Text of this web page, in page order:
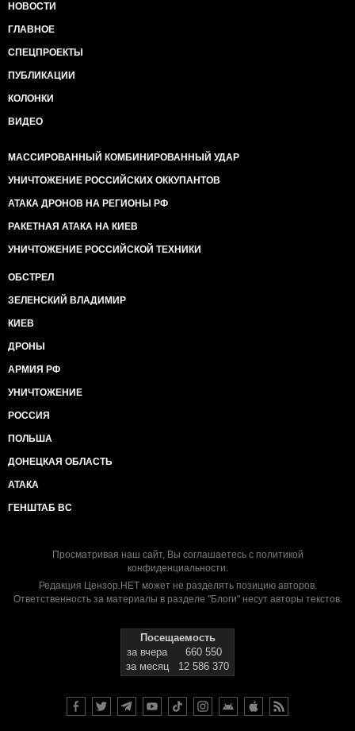
НОВОСТИ
ГЛАВНОЕ
СПЕЦПРОЕКТЫ
ПУБЛИКАЦИИ
КОЛОНКИ
ВИДЕО
МАССИРОВАННЫЙ КОМБИНИРОВАННЫЙ УДАР
УНИЧТОЖЕНИЕ РОССИЙСКИХ ОККУПАНТОВ
АТАКА ДРОНОВ НА РЕГИОНЫ РФ
РАКЕТНАЯ АТАКА НА КИЕВ
УНИЧТОЖЕНИЕ РОССИЙСКОЙ ТЕХНИКИ
ОБСТРЕЛ
ЗЕЛЕНСКИЙ ВЛАДИМИР
КИЕВ
ДРОНЫ
АРМИЯ РФ
УНИЧТОЖЕНИЕ
РОССИЯ
ПОЛЬША
ДОНЕЦКАЯ ОБЛАСТЬ
АТАКА
ГЕНШТАБ ВС
Просматривая наш сайт, Вы соглашаетесь с политикой
конфиденциальности.
Редакция Цензор.НЕТ может не разделять позицию авторов.
Ответственность за материалы в разделе "Блоги" несут авторы текстов.
Посещаемость
за вчера
660 550
за месяц
12 586 370